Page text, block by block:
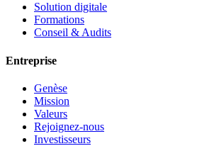
Solution digitale
Formations
Conseil & Audits
Entreprise
Genèse
Mission
Valeurs
Rejoignez-nous
Investisseurs